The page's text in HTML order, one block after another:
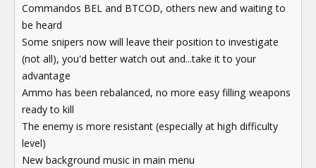
Commandos BEL and BTCOD, others new and waiting to
be heard
Some snipers now will leave their position to investigate
(not all), you'd better watch out and...take it to your
advantage
Ammo has been rebalanced, no more easy filling weapons
ready to kill
The enemy is more resistant (especially at high difficulty
level)
New background music in main menu